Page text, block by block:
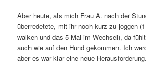
Aber heute, als mich Frau A. nach der
überredetete, mit ihr noch kurz zu joggen
walken und das 5 Mal im Wechsel), da
auch wie auf den Hund gekommen. Ich
aber es war klar eine neue Herausforderung.